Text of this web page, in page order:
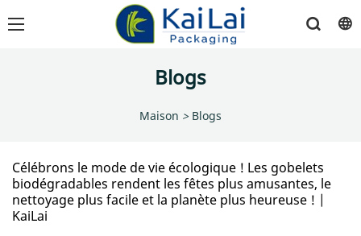
Blogs
Maison > Blogs
Célébrons le mode de vie écologique ! Les gobelets
biodégradables rendent les fêtes plus amusantes, le
nettoyage plus facile et la planète plus heureuse ! |
KaiLai